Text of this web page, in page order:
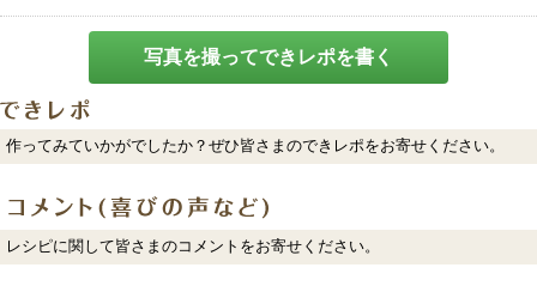
写真を撮ってできレポを書く
作ってみていかがでしたか？ぜひ皆さまのできレポをお寄せください。
レシピに関して皆さまのコメントをお寄せください。